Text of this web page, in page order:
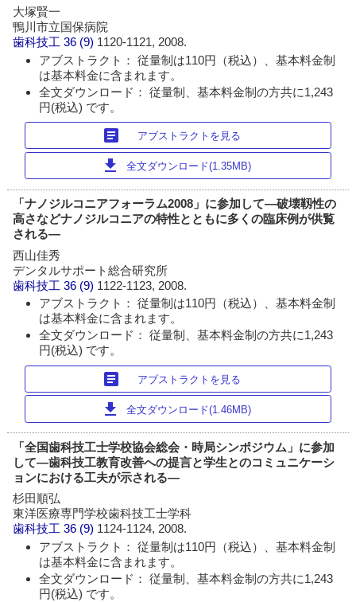
大塚賢一
鴨川市立国保病院
歯科技工 36 (9) 1120-1121, 2008.
アブストラクト： 従量制は110円（税込）、基本料金制
は基本料金に含まれます。
全文ダウンロード： 従量制、基本料金制の方共に1,243
円(税込) です。
article アブストラクトを見る
download 全文ダウンロード(1.35MB)
「ナノジルコニアフォーラム2008」に参加して―破壊靱性の
高さなどナノジルコニアの特性とともに多くの臨床例が供覧
される―
西山佳秀
デンタルサポート総合研究所
歯科技工 36 (9) 1122-1123, 2008.
アブストラクト： 従量制は110円（税込）、基本料金制
は基本料金に含まれます。
全文ダウンロード： 従量制、基本料金制の方共に1,243
円(税込) です。
article アブストラクトを見る
download 全文ダウンロード(1.46MB)
「全国歯科技工士学校協会総会・時局シンポジウム」に参加
して―歯科技工教育改善への提言と学生とのコミュニケーシ
ョンにおける工夫が示される―
杉田順弘
東洋医療専門学校歯科技工士学科
歯科技工 36 (9) 1124-1124, 2008.
アブストラクト： 従量制は110円（税込）、基本料金制
は基本料金に含まれます。
全文ダウンロード： 従量制、基本料金制の方共に1,243
円(税込) です。